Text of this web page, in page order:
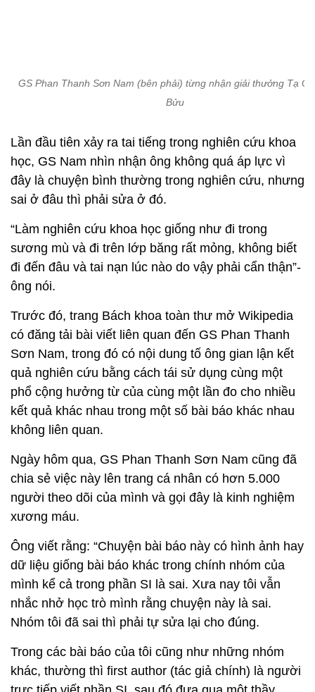
“Làm nghiên cứu khoa học giống như đi trong
sương mù và đi trên lớp băng rất mỏng, không biết
ông nói.
Trước đó, trang Bách khoa toàn thư mở Wikipedia
có đăng tải bài viết liên quan đến GS Phan Thanh
quả nghiên cứu bằng cách tái sử dụng cùng một
phổ cộng hưởng từ của cùng một lần đo cho nhiều
kết quả khác nhau trong một số bài báo khác nhau
không liên quan.
Ngày hôm qua, GS Phan Thanh Sơn Nam cũng đã
chia sẻ việc này lên trang cá nhân có hơn 5.000
người theo dõi của mình và gọi đây là kinh nghiệm
xương máu.
Ông viết rằng: “Chuyện bài báo này có hình ảnh hay
dữ liệu giống bài báo khác trong chính nhóm của
nhắc nhở học trò mình rằng chuyện này là sai.
Nhóm tôi đã sai thì phải tự sửa lại cho đúng.
Trong các bài báo của tôi cũng như những nhóm
trực tiếp viết phần SI, sau đó đưa qua một thầy
corresponding author (tác giả đầu mối) khác trong
nhóm kiểm tra, sau khi thầy đó kiểm tra xong thì
đưa qua tôi kiểm tra thêm một lần nữa. Tôi đã cẩn
thận nên thường để 2 corresponding author, để 2
người corresponding author phải có trách nhiệm
kiểm tra 2 vòng cho kỹ hơn. Nhưng rồi cuối cùng
nhóm cũng không thoát khỏi tai nạn.